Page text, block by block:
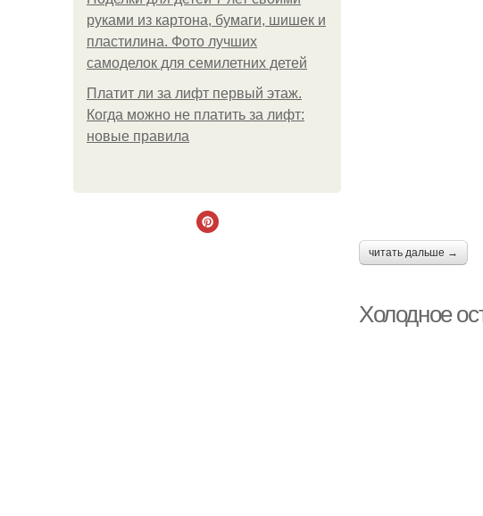
руками из картона, бумаги, шишек и
пластилина. Фото лучших
самоделок для семилетних детей
Платит ли за лифт первый этаж.
Когда можно не платить за лифт:
новые правила
читать дальше →
Холодное